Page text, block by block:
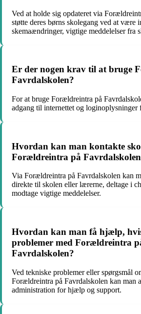
Ved at holde sig opdateret via
støtte deres børns skolegang ved at være
skemaændringer, vigtige meddelelser fra
Er der nogen krav til at bruge
Favrdalskolen?
For at bruge Forældreintra på
adgang til internettet og loginoplysninger
Hvordan kan man kontakte
Forældreintra på
Via Forældreintra på Favrdalskolen kan
direkte til skolen eller lærerne, deltage i
modtage vigtige meddelelser.
Hvordan kan man få hjælp,
problemer med Forældreintra
Favrdalskolen?
Ved tekniske problemer eller spørgsmål
Forældreintra på Favrdalskolen kan man
administration for hjælp og support.